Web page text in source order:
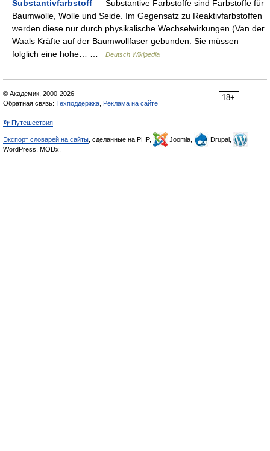
Substantivfarbstoff — Substantive Farbstoffe sind Farbstoffe für
Baumwolle, Wolle und Seide. Im Gegensatz zu Reaktivfarbstoffen
werden diese nur durch physikalische Wechselwirkungen (Van der
Waals Kräfte auf der Baumwollfaser gebunden. Sie müssen
folglich eine hohe… …
Deutsch Wikipedia
18+
© Академик, 2000-2026
Обратная связь: Техподдержка Реклама на сайте
👣 Путешествия
Экспорт словарей на сайты , сделанные на PHP, Joomla,
Drupal,
WordPress, MODx.